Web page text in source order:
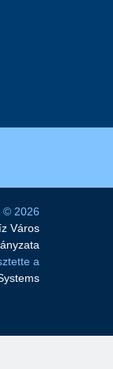
X
VárosVáros
© 2026
Város
a